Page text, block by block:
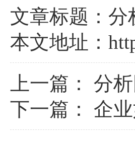
文章标题：
本文地址：
上一篇： 分
下一篇： 企